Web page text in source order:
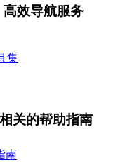
效导航服务
集
关的帮助指南
南